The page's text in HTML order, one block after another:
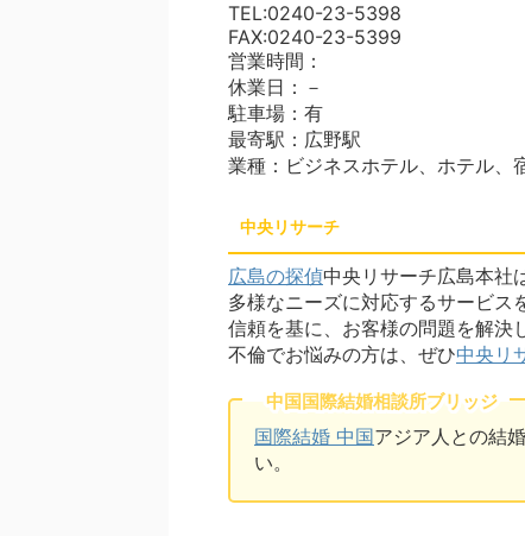
TEL:0240-23-5398
FAX:0240-23-5399
営業時間：
休業日：－
駐車場：有
最寄駅：広野駅
業種：ビジネスホテル、ホテル、
中央リサーチ
広島の探偵中央リサーチ広島本社
多様なニーズに対応するサービス
信頼を基に、お客様の問題を解決
不倫でお悩みの方は、ぜひ中央リ
中国国際結婚相談所ブリッジ
国際結婚 中国アジア人との結
い。